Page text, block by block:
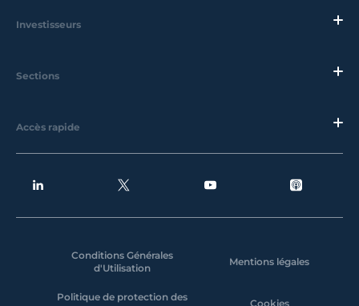
Investisseurs
Sections
Accès rapide
Conditions Générales
d'Utilisation
Mentions légales
Politique de protection des
Cookies